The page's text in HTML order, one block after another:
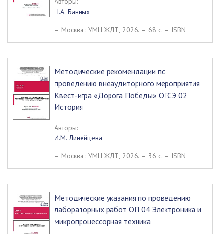
Н.А. Банных
– Москва : УМЦ ЖДТ, 2026. – 68 c. – ISBN
Методические рекомендации по
проведению внеаудиторного мероприятия
Квест-игра «Дорога Победы» ОГСЭ 02
История
Авторы:
И.М. Линейцева
– Москва : УМЦ ЖДТ, 2026. – 36 c. – ISBN
Методические указания по проведению
лабораторных работ ОП 04 Электроника и
микропроцессорная техника